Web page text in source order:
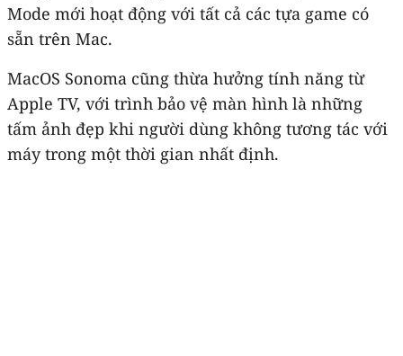
Mode mới hoạt động với tất cả các tựa game có
sẵn trên Mac.
MacOS Sonoma cũng thừa hưởng tính năng từ
Apple TV, với trình bảo vệ màn hình là những
tấm ảnh đẹp khi người dùng không tương tác với
máy trong một thời gian nhất định.